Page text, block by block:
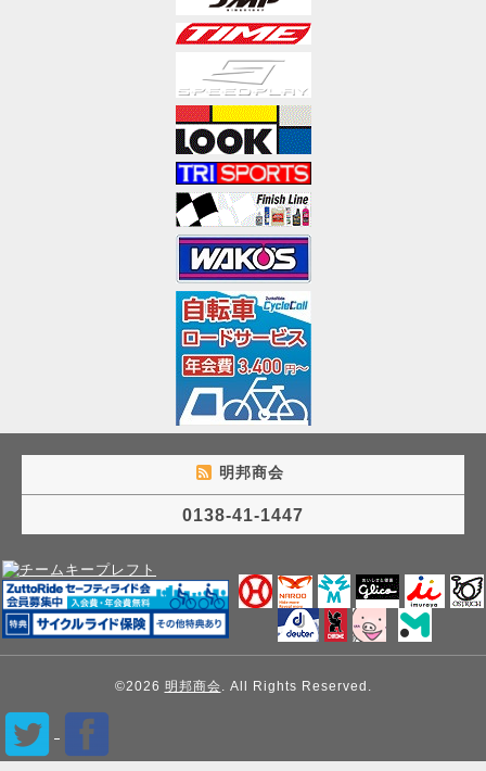
明邦商会
0138-41-1447
©2026 明邦商会. All Rights Reserved.